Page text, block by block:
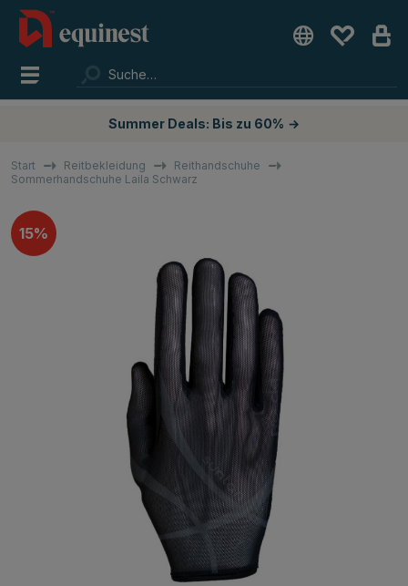
Summer Deals: Bis zu 60% →
Start Reitbekleidung
Reithandschuhe
Sommerhandschuhe Laila Schwarz
15%